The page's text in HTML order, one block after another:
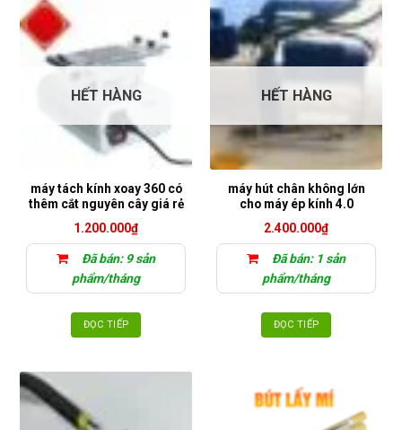
có
nhiều
biến
thể.
Các
chọn
có
được
chọn
trang
sản
phẩm
HẾT HÀNG
máy tách kính xoay 360 có
thêm cắt nguyên cây giá rẻ
1.200.000₫
Đã bán: 9 sản
phẩm/tháng
ĐỌC TIẾP
HẾT HÀNG
máy hút chân không lớn
cho máy ép kính 4.0
2.400.000₫
Đã bán: 1 sản
phẩm/tháng
ĐỌC TIẾP